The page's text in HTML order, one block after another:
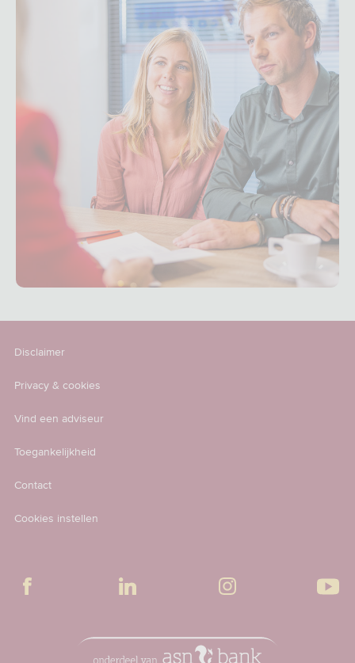
Disclaimer
Privacy & cookies
Vind een adviseur
Toegankelijkheid
Contact
Cookies instellen